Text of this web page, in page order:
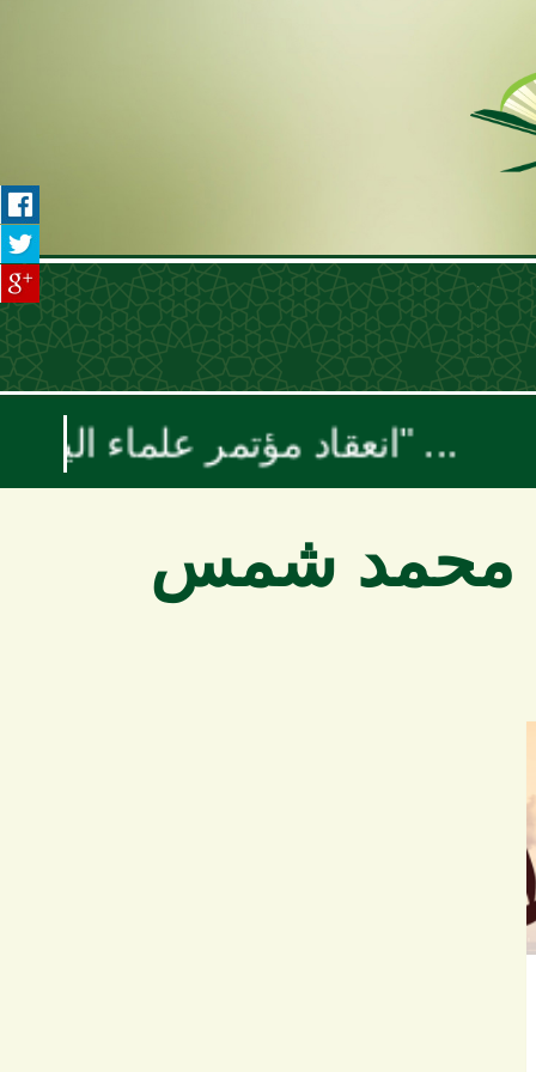
انعقاد مؤتمر علماء اليمن السنوي بعنوان "موقف علماء الأمة تجاه حرب الإبادة والتجويع في غزة ومخطط إسرائيل الكبرى"
محمد شمس